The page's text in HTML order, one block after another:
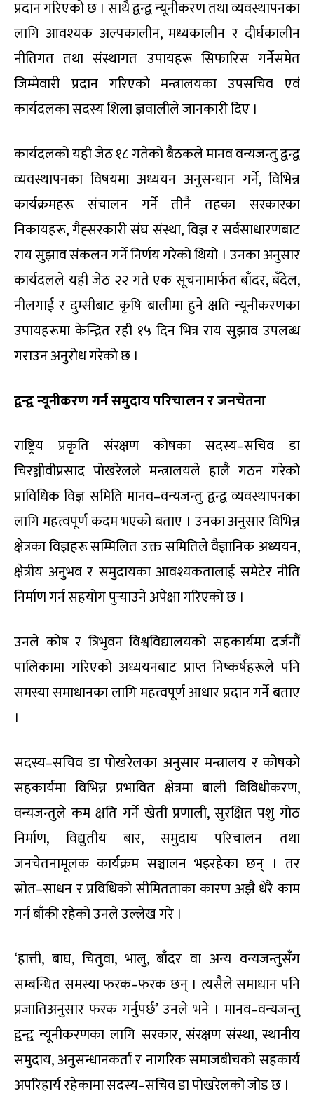
प्रदान गरिएको छ । साथै द्वन्द्व न्यूनीकरण तथा व्यवस्थापनका
लागि आवश्यक अल्पकालीन, मध्यकालीन र दीर्घकालीन
नीतिगत तथा संस्थागत उपायहरू सिफारिस गर्नेसमेत
जिम्मेवारी प्रदान गरिएको मन्त्रालयका उपसचिव एवं
कार्यदलका सदस्य शिला ज्ञवालीले जानकारी दिए ।
कार्यदलको यही जेठ १८ गतेको बैठकले मानव वन्यजन्तु द्वन्द्व
व्यवस्थापनका विषयमा अध्ययन अनुसन्धान गर्ने, विभिन्न
कार्यक्रमहरू संचालन गर्ने तीनै तहका सरकारका
निकायहरू, गैह्सरकारी संघ संस्था, विज्ञ र सर्वसाधारणबाट
राय सुझाव संकलन गर्ने निर्णय गरेको थियो । उनका अनुसार
कार्यदलले यही जेठ २२ गते एक सूचनामार्फत बाँदर, बँदेल,
नीलगाई र दुम्सीबाट कृषि बालीमा हुने क्षति न्यूनीकरणका
उपायहरूमा केन्द्रित रही १५ दिन भित्र राय सुझाव उपलब्ध
गराउन अनुरोध गरेको छ ।
द्वन्द्व न्यूनीकरण गर्न समुदाय परिचालन र जनचेतना
राष्ट्रिय प्रकृति संरक्षण कोषका सदस्य–सचिव डा
चिरञ्जीवीप्रसाद पोखरेलले मन्त्रालयले हालै गठन गरेको
प्राविधिक विज्ञ समिति मानव–वन्यजन्तु द्वन्द्व व्यवस्थापनका
लागि महत्वपूर्ण कदम भएको बताए । उनका अनुसार विभिन्न
क्षेत्रका विज्ञहरू सम्मिलित उक्त समितिले वैज्ञानिक अध्ययन,
क्षेत्रीय अनुभव र समुदायका आवश्यकतालाई समेटेर नीति
निर्माण गर्न सहयोग पुर्‍याउने अपेक्षा गरिएको छ ।
उनले कोष र त्रिभुवन विश्वविद्यालयको सहकार्यमा दर्जनौं
पालिकामा गरिएको अध्ययनबाट प्राप्त निष्कर्षहरूले पनि
समस्या समाधानका लागि महत्वपूर्ण आधार प्रदान गर्ने बताए
।
सदस्य–सचिव डा पोखरेलका अनुसार मन्त्रालय र कोषको
सहकार्यमा विभिन्न प्रभावित क्षेत्रमा बाली विविधीकरण,
वन्यजन्तुले कम क्षति गर्ने खेती प्रणाली, सुरक्षित पशु गोठ
निर्माण, विद्युतीय बार, समुदाय परिचालन तथा
जनचेतनामूलक कार्यक्रम सञ्चालन भइरहेका छन् । तर
स्रोत–साधन र प्रविधिको सीमितताका कारण अझै धेरै काम
गर्न बाँकी रहेको उनले उल्लेख गरे ।
‘हात्ती, बाघ, चितुवा, भालु, बाँदर वा अन्य वन्यजन्तुसँग
सम्बन्धित समस्या फरक–फरक छन् । त्यसैले समाधान पनि
प्रजातिअनुसार फरक गर्नुपर्छ’ उनले भने । मानव–वन्यजन्तु
द्वन्द्व न्यूनीकरणका लागि सरकार, संरक्षण संस्था, स्थानीय
समुदाय, अनुसन्धानकर्ता र नागरिक समाजबीचको सहकार्य
अपरिहार्य रहेकामा सदस्य–सचिव डा पोखरेलको जोड छ ।